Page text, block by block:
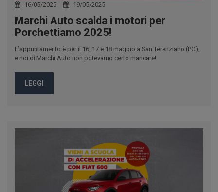
16/05/2025 19/05/2025
Marchi Auto scalda i motori per
Porchettiamo 2025!
L’appuntamento è per il 16, 17 e 18 maggio a San Terenziano (PG),
e noi di Marchi Auto non potevamo certo mancare!
LEGGI